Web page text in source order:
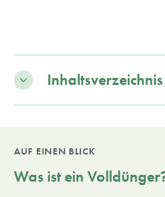
Inhaltsverzeichnis
AUF EINEN BLICK
Was ist ein